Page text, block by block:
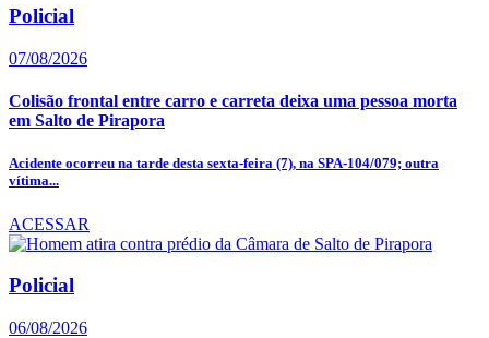
Policial
07/08/2026
Colisão frontal entre carro e carreta deixa uma pessoa morta
em Salto de Pirapora
Acidente ocorreu na tarde desta sexta-feira (7), na SPA-104/079; outra
vítima...
ACESSAR
Policial
06/08/2026